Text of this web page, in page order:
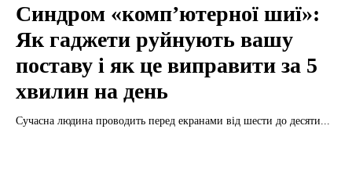
Синдром «комп’ютерної шиї»:
Як гаджети руйнують вашу
поставу і як це виправити за 5
хвилин на день
Сучасна людина проводить перед екранами від шести до десяти...